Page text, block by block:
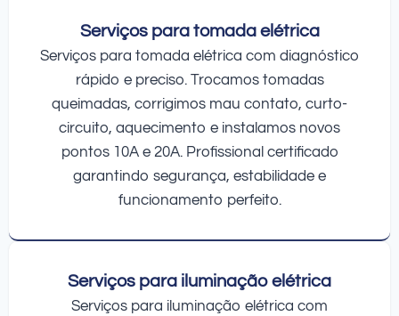
Serviços para tomada elétrica
Serviços para tomada elétrica com diagnóstico
rápido e preciso. Trocamos tomadas
queimadas, corrigimos mau contato, curto-
circuito, aquecimento e instalamos novos
pontos 10A e 20A. Profissional certificado
garantindo segurança, estabilidade e
funcionamento perfeito.
Serviços para iluminação elétrica
Serviços para iluminação elétrica com